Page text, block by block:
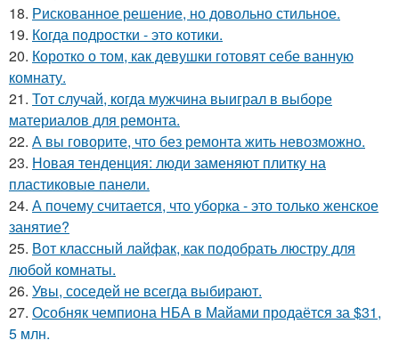
18. Рискованное решение, но довольно стильное.
19. Когда подростки - это котики.
20. Коротко о том, как девушки готовят себе ванную
комнату.
21. Тот случай, когда мужчина выиграл в выборе
материалов для ремонта.
22. А вы говорите, что без ремонта жить невозможно.
23. Новая тенденция: люди заменяют плитку на
пластиковые панели.
24. А почему считается, что уборка - это только женское
занятие?
25. Вот классный лайфак, как подобрать люстру для
любой комнаты.
26. Увы, соседей не всегда выбирают.
27. Особняк чемпиона НБА в Майами продаётся за $31,
5 млн.